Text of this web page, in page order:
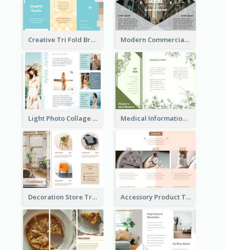
Creative Tri Fold Brochure Modern Commercial Real Estate Brochure
Light Photo Collage Tri Fold Brochure Medical Informational Tri Fold Brochure
Decoration Store Tri Fold Brochure Accessory Product Tri Fold Brochure